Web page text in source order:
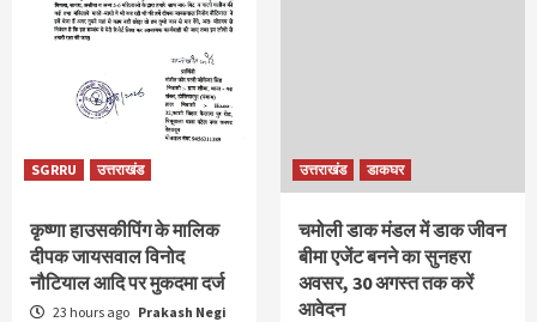
SGRRU उत्तराखंड
कृष्णा हाउसकीपिंग के मालिक
दीपक जायसवाल विनोद
नौटियाल आदि पर मुकदमा दर्ज
23 hours ago Prakash Negi
उत्तराखंड डाकघर
चमोली डाक मंडल में डाक जीवन
बीमा एजेंट बनने का सुनहरा
अवसर, 30 अगस्त तक करें
आवेदन